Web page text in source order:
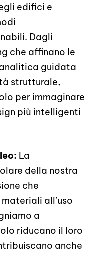
edifici e
Dagli
che affinano le
guidata
strutturale,
per immaginare
più intelligenti
La
della nostra
che
all’uso
a
riducano il loro
anche